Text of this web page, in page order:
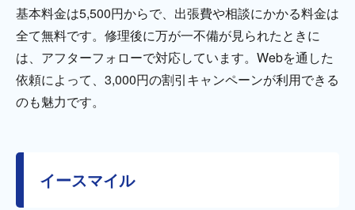
基本料金は5,500円からで、出張費や相談にかかる料金は
全て無料です。修理後に万が一不備が見られたときに
は、アフターフォローで対応しています。Webを通した
依頼によって、3,000円の割引キャンペーンが利用できる
のも魅力です。
イースマイル